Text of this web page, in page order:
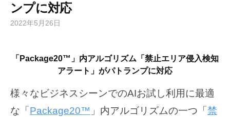
ンプに対応
2022年5月26日
d
m
n
「Package20™」内アルゴリズム「禁止エリア侵入検知
アラート」がパトランプに対応
様々なビジネスシーンでのAIお試し利用に最適
な「 Package20™ 」内アルゴリズムの一つ「 禁